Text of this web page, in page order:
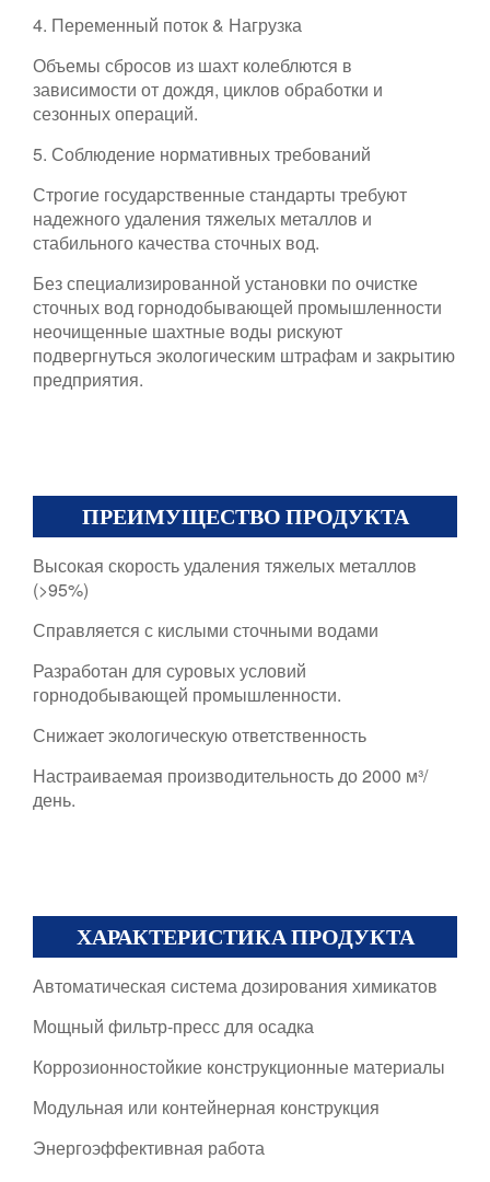
4. Переменный поток & Нагрузка
Объемы сбросов из шахт колеблются в
зависимости от дождя, циклов обработки и
сезонных операций.
5. Соблюдение нормативных требований
Строгие государственные стандарты требуют
надежного удаления тяжелых металлов и
стабильного качества сточных вод.
Без специализированной установки по очистке
сточных вод горнодобывающей промышленности
неочищенные шахтные воды рискуют
подвергнуться экологическим штрафам и закрытию
предприятия.
ПРЕИМУЩЕСТВО ПРОДУКТА
Высокая скорость удаления тяжелых металлов
(>95%)
Справляется с кислыми сточными водами
Разработан для суровых условий
горнодобывающей промышленности.
Снижает экологическую ответственность
Настраиваемая производительность до 2000 м³/
день.
ХАРАКТЕРИСТИКА ПРОДУКТА
Автоматическая система дозирования химикатов
Мощный фильтр-пресс для осадка
Коррозионностойкие конструкционные материалы
Модульная или контейнерная конструкция
Энергоэффективная работа